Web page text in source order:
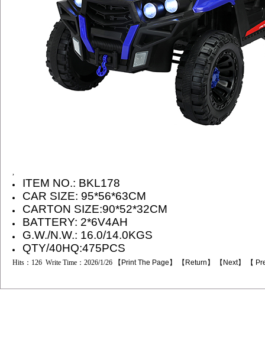
,
ITEM NO.: BKL178
CAR SIZE: 95*56*63CM
CARTON SIZE:90*52*32CM
BATTERY: 2*6V4AH
G.W./N.W.: 16.0/14.0KGS
QTY/40HQ:475PCS
Hits：126 Write Time：2026/1/26 【 Print The Page 】 【 Return 】 【 Next】 【